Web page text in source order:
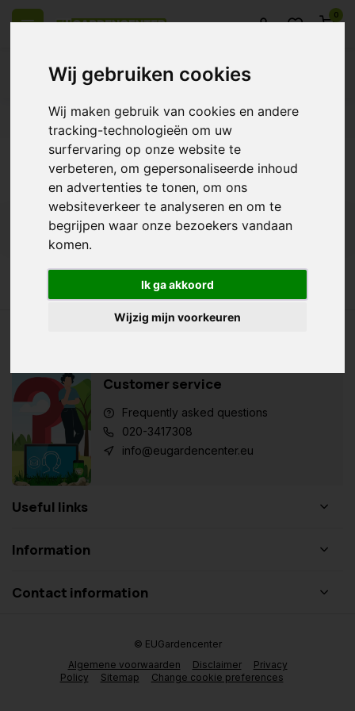
Wij gebruiken cookies
Wij maken gebruik van cookies en andere
tracking-technologieën om uw
surfervaring op onze website te
verbeteren, om gepersonaliseerde inhoud
en advertenties te tonen, om ons
websiteverkeer te analyseren en om te
begrijpen waar onze bezoekers vandaan
komen.
Ik ga akkoord
Wijzig mijn voorkeuren
0
Europe 14 Days return policy Best customer service
Back
Products tagged with TriPack
Customer service
Frequently asked questions
020-3417308
info@eugardencenter.eu
Useful links
Information
Contact information
Algemene voorwaarden Disclaimer
Privacy
Policy
Sitemap Change cookie preferences
© EUGardencenter